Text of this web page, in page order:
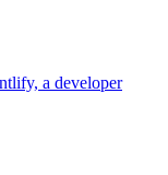
a developer